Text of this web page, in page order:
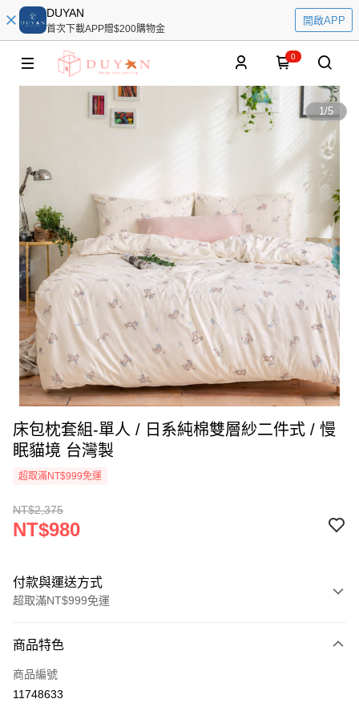
DUYAN
首次下載APP贈$200購物金
開啟APP
0
1/5
床包枕套組-單人 / 日系純棉雙層紗二件式 / 慢
眠貓境 台灣製
超取滿NT$999免運
NT$2,375
NT$980
付款與運送方式
超取滿NT$999免運
信用卡一次付款
信用卡分期付款
商品特色
商品編號
11748633